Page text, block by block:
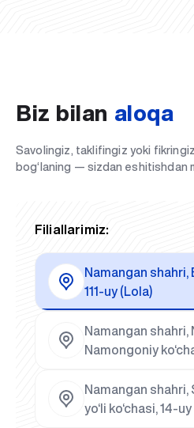
Biz bilan aloqa
Savolingiz, taklifingiz yoki
bog‘laning — sizdan eshitishdan
Filiallarimiz:
Namangan shahri,
111-uy (Lola)
Namangan shahri,
Namongoniy
Namangan shahri,
yo‘li ko‘chasi, 14-